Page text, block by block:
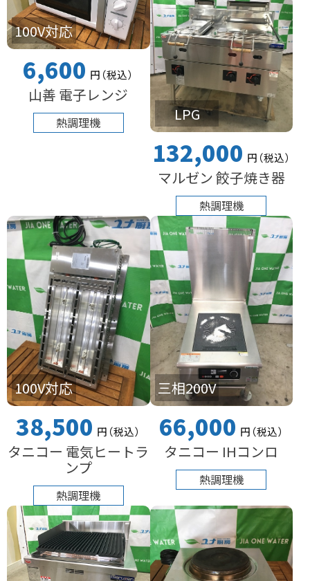
100V対応
6,600 円（税込）
山善 電子レンジ
熱調理機 LPG
132,000 円（税込）
マルゼン 餃子焼き器
熱調理機
100V対応
38,500 円（税込）
タニコー 電気ヒートラ
ンプ
熱調理機
三相200V
66,000 円（税込）
タニコー IHコンロ
熱調理機